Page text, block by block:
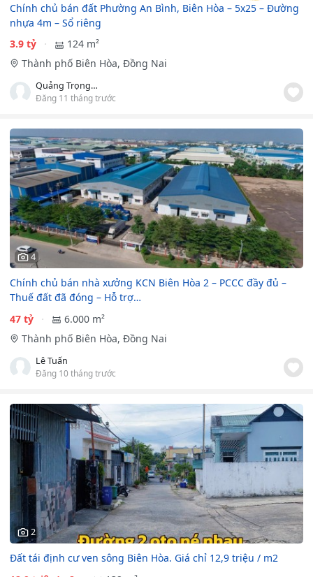
Chính chủ bán đất Phường An Bình, Biên Hòa – 5x25 – Đường
nhựa 4m – Sổ riêng
3.9 tỷ
124 m²
Thành phố Biên Hòa, Đồng Nai
Quảng Trọng Huy
Đăng 11 tháng trước
4
Chính chủ bán nhà xưởng KCN Biên Hòa 2 – PCCC đầy đủ –
Thuế đất đã đóng – Hỗ trợ…
47 tỷ
6.000 m²
Thành phố Biên Hòa, Đồng Nai
Lê Tuấn
Đăng 10 tháng trước
2
Đất tái định cư ven sông Biên Hòa. Giá chỉ 12,9 triệu / m2